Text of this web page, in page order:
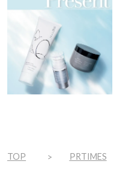
TOP PRTIMES